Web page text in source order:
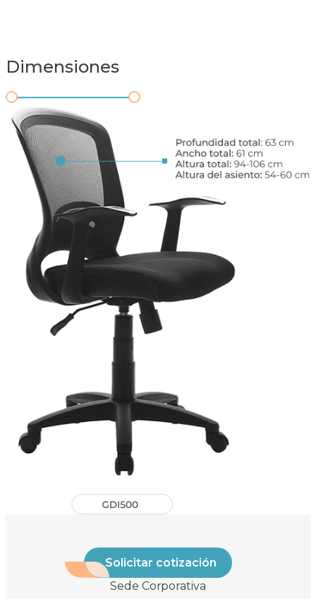
Dimensiones
Solicitar cotización
Sede Corporativa